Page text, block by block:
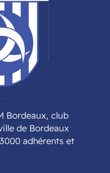
Bordeaux, club
de Bordeaux
adhérents et